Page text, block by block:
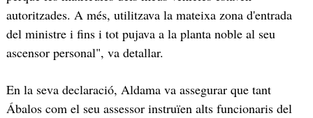
autoritzades. A més, utilitzava la mateixa zona d'entrada
del ministre i fins i tot pujava a la planta noble al seu
ascensor personal", va detallar.
En la seva declaració, Aldama va assegurar que tant
Ábalos com el seu assessor instruïen alts funcionaris del